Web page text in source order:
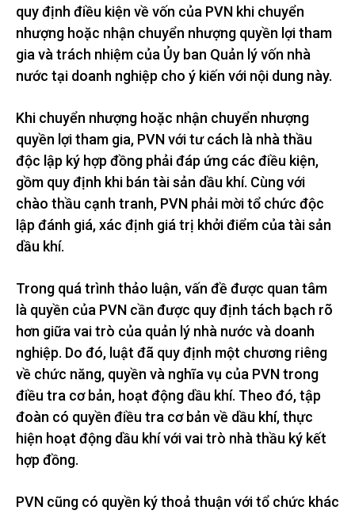
quy định điều kiện về vốn của PVN khi chuyển
nhượng hoặc nhận chuyển nhượng quyền lợi tham
gia và trách nhiệm của Ủy ban Quản lý vốn nhà
nước tại doanh nghiệp cho ý kiến với nội dung này.
Khi chuyển nhượng hoặc nhận chuyển nhượng
quyền lợi tham gia, PVN với tư cách là nhà thầu
độc lập ký hợp đồng phải đáp ứng các điều kiện,
gồm quy định khi bán tài sản dầu khí. Cùng với
chào thầu cạnh tranh, PVN phải mời tổ chức độc
lập đánh giá, xác định giá trị khởi điểm của tài sản
dầu khí.
Trong quá trình thảo luận, vấn đề được quan tâm
là quyền của PVN cần được quy định tách bạch rõ
hơn giữa vai trò của quản lý nhà nước và doanh
nghiệp. Do đó, luật đã quy định một chương riêng
về chức năng, quyền và nghĩa vụ của PVN trong
điều tra cơ bản, hoạt động dầu khí. Theo đó, tập
đoàn có quyền điều tra cơ bản về dầu khí, thực
hiện hoạt động dầu khí với vai trò nhà thầu ký kết
hợp đồng.
PVN cũng có quyền ký thoả thuận với tổ chức khác